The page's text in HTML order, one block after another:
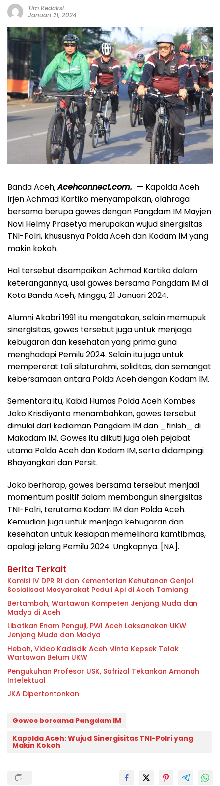
Tim Redaksi
Januari 21, 2024
Banda Aceh,Acehconnect.com. — Kapolda Aceh
Irjen Achmad Kartiko menyampaikan, olahraga
bersama berupa gowes dengan Pangdam IM Mayjen
Novi Helmy Prasetya merupakan wujud sinergisitas
TNI-Polri, khususnya Polda Aceh dan Kodam IM yang
makin kokoh.
Hal tersebut disampaikan Achmad Kartiko dalam
keterangannya, usai gowes bersama Pangdam IM di
Kota Banda Aceh, Minggu, 21 Januari 2024.
Alumni Akabri 1991 itu mengatakan, selain memupuk
sinergisitas, gowes tersebut juga untuk menjaga
kebugaran dan kesehatan yang prima guna
menghadapi Pemilu 2024. Selain itu juga untuk
mempererat tali silaturahmi, soliditas, dan semangat
kebersamaan antara Polda Aceh dengan Kodam IM.
Sementara itu, Kabid Humas Polda Aceh Kombes
Joko Krisdiyanto menambahkan, gowes tersebut
dimulai dari kediaman Pangdam IM dan _finish_ di
Makodam IM. Gowes itu diikuti juga oleh pejabat
utama Polda Aceh dan Kodam IM, serta didampingi
Bhayangkari dan Persit.
Joko berharap, gowes bersama tersebut menjadi
momentum positif dalam membangun sinergisitas
TNI-Polri, terutama Kodam IM dan Polda Aceh.
Kemudian juga untuk menjaga kebugaran dan
kesehatan untuk kesiapan memelihara kamtibmas,
apalagi jelang Pemilu 2024. Ungkapnya. [NA].
Berita Terkait
Komisi IV DPR RI dan Kementerian Kehutanan Genjot
Sosialisasi Masyarakat Peduli Api di Aceh Tamiang
Bertambah, Wartawan Kompeten Jenjang Muda dan
Madya di Aceh
Libatkan Enam Penguji, PWI Aceh Laksanakan UKW
Jenjang Muda dan Madya
Heboh, Video Kadisdik Aceh Minta Kepsek Tolak
Wartawan Belum UKW
Pengukuhan Profesor USK, Safrizal Tekankan Amanah
Intelektual
JKA Dipertontonkan
Gowes bersama Pangdam IM
Kapolda Aceh: Wujud Sinergisitas TNI-Polri yang
Makin Kokoh